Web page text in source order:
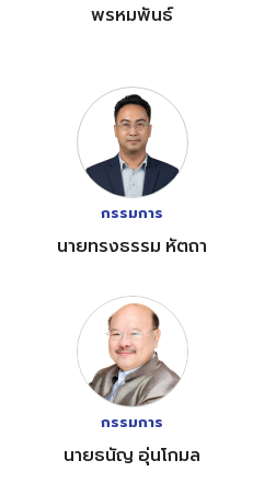
พรหมพันธ์
กรรมการ
นายทรงธรรม หัตถา
กรรมการ
นายธนัญ อุ่นโกมล